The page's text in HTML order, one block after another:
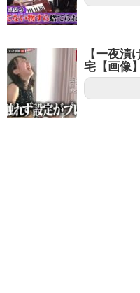
【一夜漬
宅【画像】